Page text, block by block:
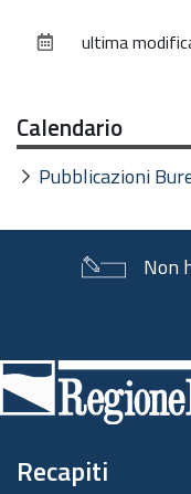
ultima
Calendario
Pubblicazioni
Non
di
pagina
Recapiti